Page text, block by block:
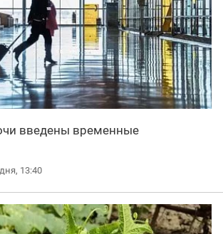
введены временные
13:40